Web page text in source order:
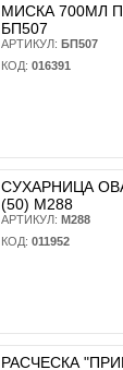
МИСКА 700МЛ
БП507
АРТИКУЛ: БП507
КОД: 016391
СУХАРНИЦА
(50) М288
АРТИКУЛ: М288
КОД: 011952
РАСЧЕСКА